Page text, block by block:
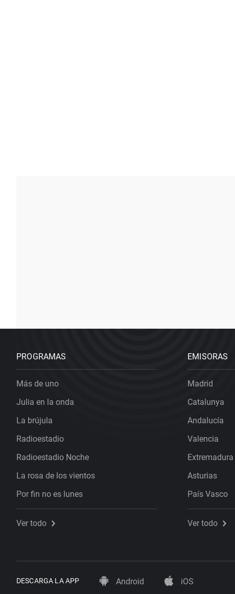
PROGRAMAS
Más de uno
Julia en la onda
La brújula
Radioestadio
Radioestadio Noche
La rosa de los vientos
Por fin no es lunes
Ver todo
EMISORAS
Madrid
Catalunya
Andalucía
Valencia
Extremadura
Asturias
País Vasco
Ver todo
DESCARGA LA APP Android iOS